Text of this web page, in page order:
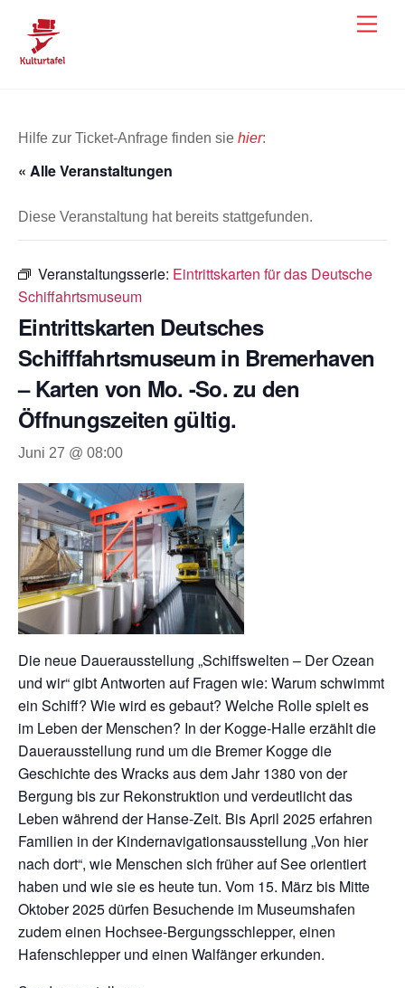
content
Hilfe zur Ticket-Anfrage finden sie hier:
« Alle Veranstaltungen
Diese Veranstaltung hat bereits stattgefunden.
Veranstaltungsserie: Eintrittskarten für das Deutsche
Schiffahrtsmuseum
Eintrittskarten Deutsches
Schifffahrtsmuseum in Bremerhaven
– Karten von Mo. -So. zu den
Öffnungszeiten gültig.
Juni 27 @ 08:00
Die neue Dauerausstellung „Schiffswelten – Der Ozean
und wir“ gibt Antworten auf Fragen wie: Warum schwimmt
ein Schiff? Wie wird es gebaut? Welche Rolle spielt es
im Leben der Menschen? In der Kogge-Halle erzählt die
Dauerausstellung rund um die Bremer Kogge die
Geschichte des Wracks aus dem Jahr 1380 von der
Bergung bis zur Rekonstruktion und verdeutlicht das
Leben während der Hanse-Zeit. Bis April 2025 erfahren
Familien in der Kindernavigationsausstellung „Von hier
nach dort“, wie Menschen sich früher auf See orientiert
haben und wie sie es heute tun. Vom 15. März bis Mitte
Oktober 2025 dürfen Besuchende im Museumshafen
zudem einen Hochsee-Bergungsschlepper, einen
Hafenschlepper und einen Walfänger erkunden.